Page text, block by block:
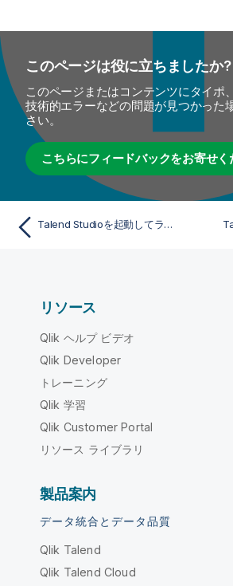
このページは役に立ちましたか?
このページまたはコンテンツにタイポ
技術的エラーなどの問題が見つかった
さい。
こちらにフィードバックをお寄せく
Talend Studioを起動してライセンスをフェッチ
リソース
Qlik ヘルプ ビデオ
Qlik Developer
トレーニング
Qlik 学習
Qlik Customer Portal
リソース ライブラリ
製品案内
データ統合とデータ品質
Qlik Talend
Qlik Talend Cloud